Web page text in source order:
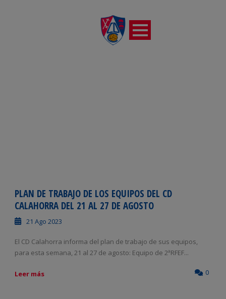
PLAN DE TRABAJO DE LOS EQUIPOS DEL CD
CALAHORRA DEL 21 AL 27 DE AGOSTO
21 Ago 2023
El CD Calahorra informa del plan de trabajo de sus equipos,
para esta semana, 21 al 27 de agosto: Equipo de 2ªRFEF...
Leer más 0